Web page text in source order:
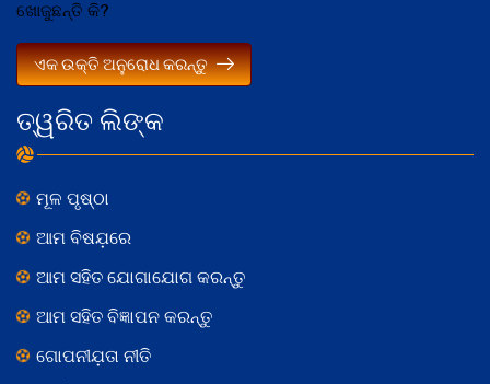
ତ୍ୱରିତ ଲିଙ୍କ
ମୂଳ ପୃଷ୍ଠା
ଆମ ବିଷଯ଼ରେ
ଆମ ସହିତ ଯୋଗାଯୋଗ କରନ୍ତୁ
ଆମ ସହିତ ବିଜ୍ଞାପନ କରନ୍ତୁ
ଗୋପନୀଯ଼ତା ନୀତି
ଖୋଜୁଛନ୍ତି କି?
ଏକ ଉକ୍ତି ଅନୁରୋଧ କରନ୍ତୁ